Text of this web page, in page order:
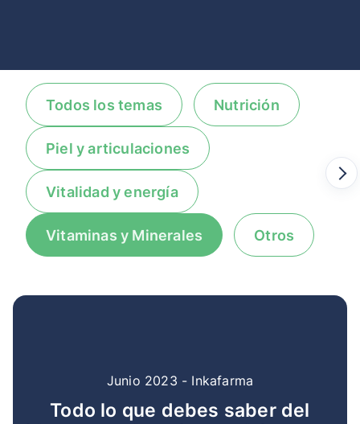
Todos los temas Nutrición
Piel y articulaciones
Vitalidad y energía
Vitaminas y Minerales Otros
Junio 2023 - Inkafarma
Todo lo que debes saber del